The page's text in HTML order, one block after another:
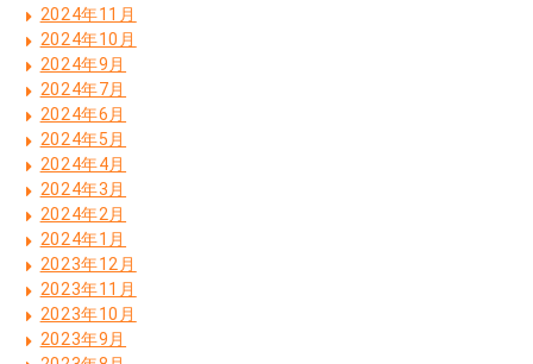
2024年11月
2024年10月
2024年9月
2024年7月
2024年6月
2024年5月
2024年4月
2024年3月
2024年2月
2024年1月
2023年12月
2023年11月
2023年10月
2023年9月